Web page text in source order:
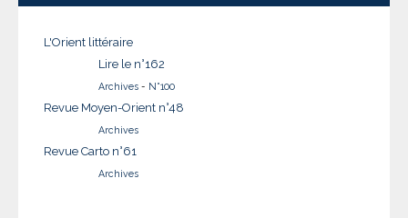
L'Orient littéraire
Lire le n°162
Archives - N°100
Revue Moyen-Orient n°48
Archives
Revue Carto n°61
Archives